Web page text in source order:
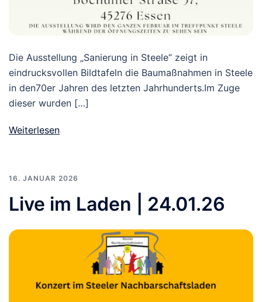
Die Ausstellung „Sanierung in Steele“ zeigt in
eindrucksvollen Bildtafeln die Baumaßnahmen in Steele
in den70er Jahren des letzten Jahrhunderts.Im Zuge
dieser wurden […]
Weiterlesen
16. JANUAR 2026
Live im Laden | 24.01.26